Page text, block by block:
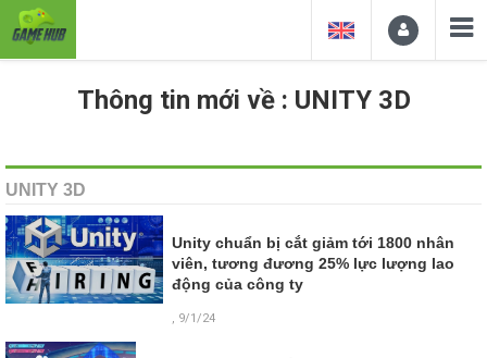
Thông tin mới về : UNITY 3D
UNITY 3D
Unity chuẩn bị cắt giảm tới 1800 nhân
viên, tương đương 25% lực lượng lao
động của công ty
, 9/1/24